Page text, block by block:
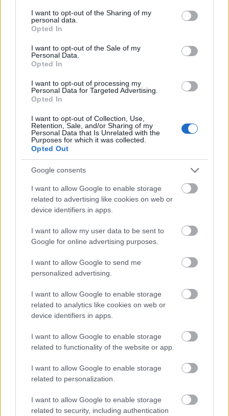
not limited to your visit or usage behaviour. You may click to
grant or deny consent to Google and its third-party tags to
use your data for below specified purposes in below Google
consent section.
I want to opt-out of the Sharing of my
personal data.
Opted In
I want to opt-out of the Sale of my
Personal Data.
Opted In
I want to opt-out of processing my
Personal Data for Targeted Advertising.
Opted In
I want to opt-out of Collection, Use,
Retention, Sale, and/or Sharing of my
Personal Data that Is Unrelated with the
Purposes for which it was collected.
Opted Out
Google consents
I want to allow Google to enable storage
related to advertising like cookies on web or
device identifiers in apps.
I want to allow my user data to be sent to
Google for online advertising purposes.
I want to allow Google to send me
personalized advertising.
I want to allow Google to enable storage
related to analytics like cookies on web or
device identifiers in apps.
I want to allow Google to enable storage
related to functionality of the website or app.
I want to allow Google to enable storage
related to personalization.
I want to allow Google to enable storage
related to security, including authentication
Amire többmillióan vártunk: szombattól másodfokúra
Országos hírek
Kecskeméten is szakirányú továbbképzésekkel erősít a
Gál Ferenc Egyetem
MAGYAR ÉPÍTŐK